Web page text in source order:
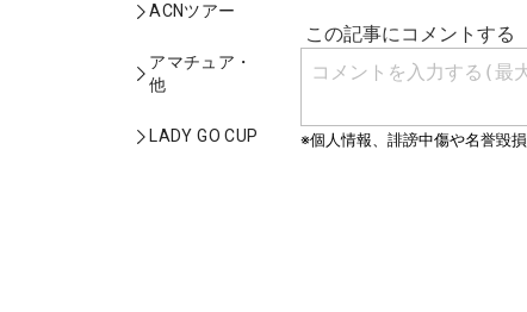
ACNツアー
アマチュア・
他
LADY GO CUP